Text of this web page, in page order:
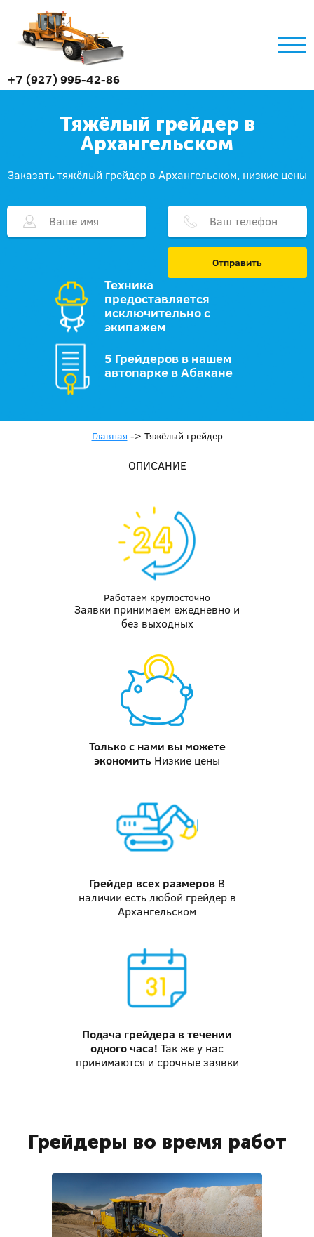
+7 (927) 995-42-86
Тяжёлый грейдер в
Архангельском
Заказать тяжёлый грейдер в Архангельском, низкие цены
Отправить
Техника
предоставляется
исключительно с
экипажем
5 Грейдеров в нашем
автопарке в Абакане
Главная -> Тяжёлый грейдер
ОПИСАНИЕ
Работаем круглосточно
Заявки принимаем ежедневно и
без выходных
Только с нами вы можете
экономить Низкие цены
Грейдер всех размеров В
наличии есть любой грейдер в
Архангельском
Подача грейдера в течении
одного часа! Так же у нас
принимаются и срочные заявки
Грейдеры во время работ